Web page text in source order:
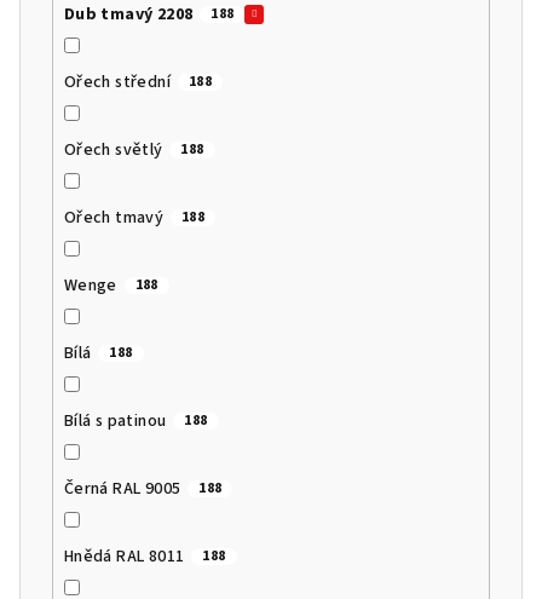
Dub tmavý 2208 188
Ořech střední 188
Ořech světlý 188
Ořech tmavý 188
Wenge 188
Bílá 188
Bílá s patinou 188
Černá RAL 9005 188
Hnědá RAL 8011 188